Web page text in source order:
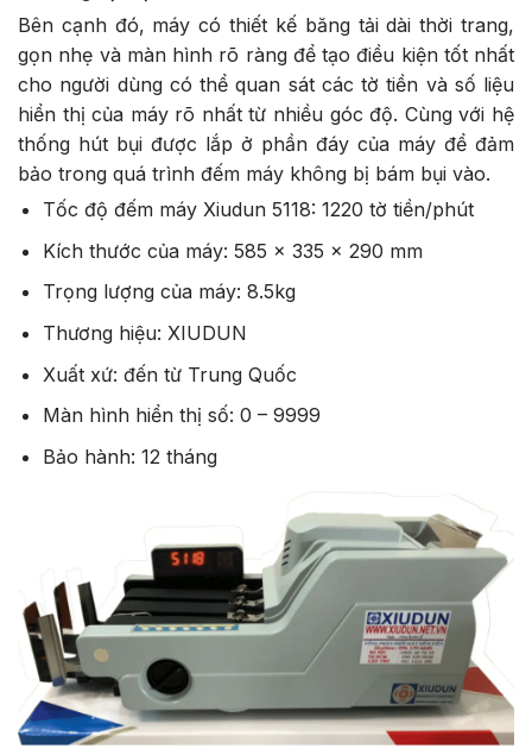
Bên cạnh đó, máy có thiết kế băng tải dài thời trang,
gọn nhẹ và màn hình rõ ràng để tạo điều kiện tốt nhất
cho người dùng có thể quan sát các tờ tiền và số liệu
hiển thị của máy rõ nhất từ nhiều góc độ. Cùng với hệ
thống hút bụi được lắp ở phần đáy của máy để đảm
bảo trong quá trình đếm máy không bị bám bụi vào.
Tốc độ đếm máy Xiudun 5118: 1220 tờ tiền/phút
Kích thước của máy: 585 x 335 x 290 mm
Trọng lượng của máy: 8.5kg
Thương hiệu: XIUDUN
Xuất xứ: đến từ Trung Quốc
Màn hình hiển thị số: 0 – 9999
Bảo hành: 12 tháng